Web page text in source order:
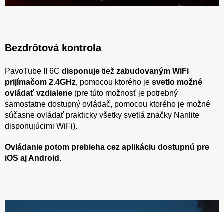
Bezdrôtová kontrola
PavoTube II 6C disponuje tiež zabudovaným WiFi
prijímačom 2.4GHz, pomocou ktorého je svetlo možné
ovládať vzdialene (pre túto možnosť je potrebný
samostatne dostupný ovládač, pomocou ktorého je možné
súčasne ovládať prakticky všetky svetlá značky Nanlite
disponujúcimi WiFi).
Ovládanie potom prebieha cez aplikáciu dostupnú pre
iOS aj Android.